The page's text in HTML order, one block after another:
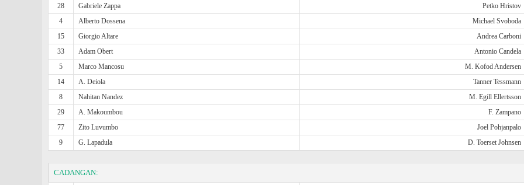
28
Gabriele Zappa Petko Hristov
4
Alberto Dossena Michael Svoboda
15
Giorgio Altare Andrea Carboni
33
Adam Obert Antonio Candela
5
Marco Mancosu M. Kofod Andersen
14
A. Deiola Tanner Tessmann
8
Nahitan Nandez M. Egill Ellertsson
29
A. Makoumbou F. Zampano
77
Zito Luvumbo Joel Pohjanpalo
9
G. Lapadula D. Toerset Johnsen
CADANGAN: